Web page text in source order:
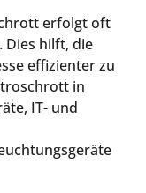
erfolgt oft
Dies hilft, die
effizienter zu
in
IT- und